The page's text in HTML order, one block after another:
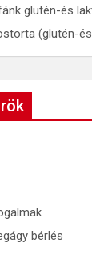
glutén-és
(glutén-
bérlés